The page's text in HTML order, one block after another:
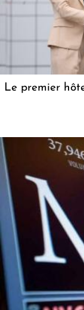
Le premier